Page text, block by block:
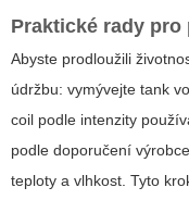
Praktické rady
Abyste prodloužili
údržbu: vymývejte tank
coil podle intenzity
podle doporučení
teploty a vlhkost. Tyto